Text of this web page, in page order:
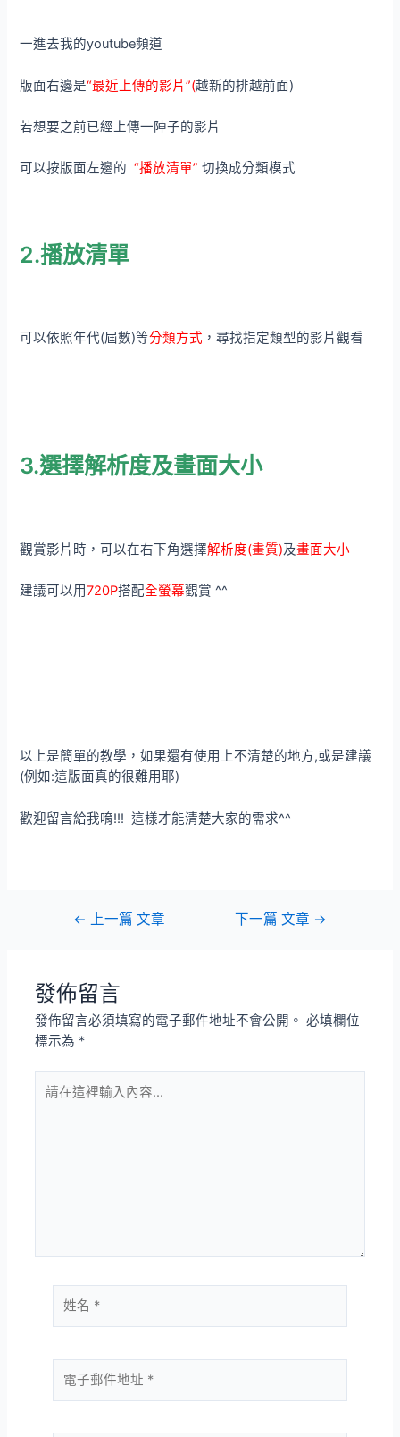
一進去我的youtube頻道
版面右邊是“最近上傳的影片”(越新的排越前面)
若想要之前已經上傳一陣子的影片
可以按版面左邊的 “播放清單” 切換成分類模式
2.播放清單
可以依照年代(屆數)等分類方式 ，尋找指定類型的影片觀看
3.選擇解析度及畫面大小
觀賞影片時，可以在右下角選擇解析度(畫質)及畫面大小
建議可以用720P搭配全螢幕觀賞 ^^
以上是簡單的教學，如果還有使用上不清楚的地方,或是建議
(例如:這版面真的很難用耶)
歡迎留言給我唷!!! 這樣才能清楚大家的需求^^
覽
← 上一篇 文章 下一篇 文章 →
發佈留言
發佈留言必須填寫的電子郵件地址不會公開。 必填欄位
標示為 *
在
名
子
件